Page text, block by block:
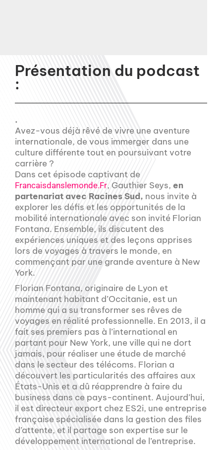
Présentation du podcast
:
.
Avez-vous déjà rêvé de vivre une aventure
internationale, de vous immerger dans une
culture différente tout en poursuivant votre
carrière ?
Dans cet épisode captivant de
Francaisdanslemonde.Fr, Gauthier Seys, en
partenariat avec Racines Sud, nous invite à
explorer les défis et les opportunités de la
mobilité internationale avec son invité Florian
Fontana. Ensemble, ils discutent des
expériences uniques et des leçons apprises
lors de voyages à travers le monde, en
commençant par une grande aventure à New
York.
Florian Fontana, originaire de Lyon et
maintenant habitant d’Occitanie, est un
homme qui a su transformer ses rêves de
voyages en réalité professionnelle. En 2013, il a
fait ses premiers pas à l’international en
partant pour New York, une ville qui ne dort
jamais, pour réaliser une étude de marché
dans le secteur des télécoms. Florian a
découvert les particularités des affaires aux
États-Unis et a dû réapprendre à faire du
business dans ce pays-continent. Aujourd’hui,
il est directeur export chez ES2i, une entreprise
française spécialisée dans la gestion des files
d’attente, et il partage son expertise sur le
développement international de l’entreprise.